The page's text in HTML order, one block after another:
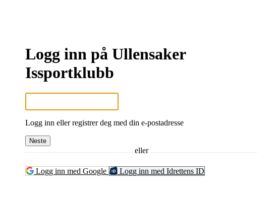
Logg inn på Ullensaker
Issportklubb
Logg inn eller registrer deg med din e-postadresse
Neste
eller
Logg inn med Google Logg inn med Idrettens ID